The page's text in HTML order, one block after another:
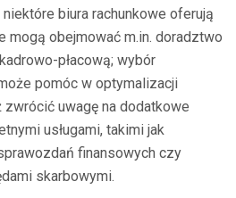
biura rachunkowe oferują
mogą obejmować m.in. doradztwo
płacową; wybór
pomóc w optymalizacji
uwagę na dodatkowe
usługami, takimi jak
finansowych czy
skarbowymi.